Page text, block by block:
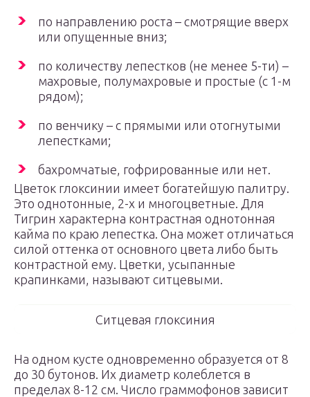
по направлению роста – смотрящие вверх
или опущенные вниз;
по количеству лепестков (не менее 5-ти) –
махровые, полумахровые и простые (с 1-м
рядом);
по венчику – с прямыми или отогнутыми
лепестками;
бахромчатые, гофрированные или нет.
Цветок глоксинии имеет богатейшую палитру.
Это однотонные, 2-х и многоцветные. Для
Тигрин характерна контрастная однотонная
кайма по краю лепестка. Она может отличаться
силой оттенка от основного цвета либо быть
контрастной ему. Цветки, усыпанные
крапинками, называют ситцевыми.
Ситцевая глоксиния
На одном кусте одновременно образуется от 8
до 30 бутонов. Их диаметр колеблется в
пределах 8-12 см. Число граммофонов зависит